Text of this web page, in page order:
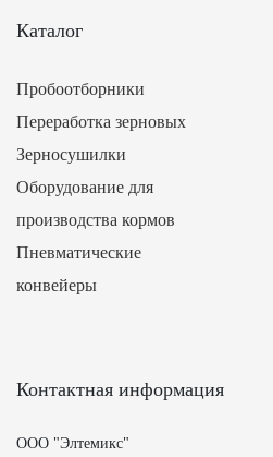
Каталог
Пробоотборники
Переработка зерновых
Зерносушилки
Оборудование для
производства кормов
Пневматические
конвейеры
Контактная информация
ООО "Элтемикс"